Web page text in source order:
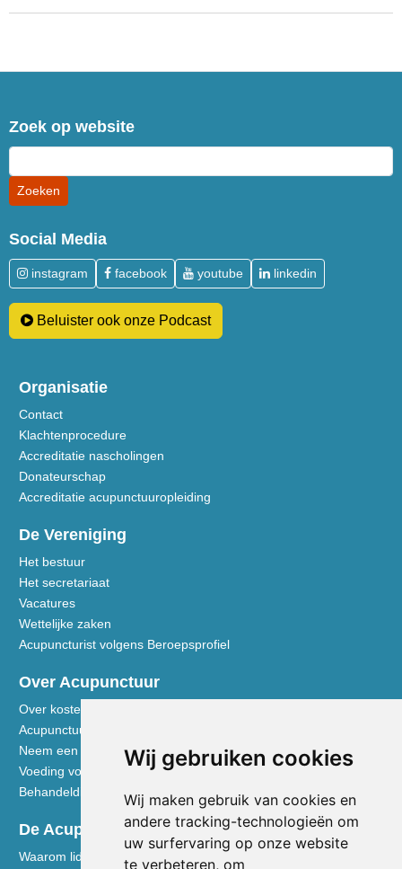
Wij gebruiken cookies
Wij maken gebruik van cookies en
andere tracking-technologieën om
uw surfervaring op onze website
te verbeteren, om
Zoek op website
Social Media
instagram facebook youtube linkedin
Beluister ook onze Podcast
Organisatie
Contact
Klachtenprocedure
Accreditatie nascholingen
Donateurschap
Accreditatie acupunctuuropleiding
De Vereniging
Het bestuur
Het secretariaat
Vacatures
Wettelijke zaken
Acupuncturist volgens Beroepsprofiel
Over Acupunctuur
Over kosten en vergoedingen
Acupunctuur toegelicht
Neem een kijkje in de praktijk
Voeding volgens de Vijf Elementen
Behandeldisciplines - TCG
De Acupuncturist
Waarom lid worden van de NVA